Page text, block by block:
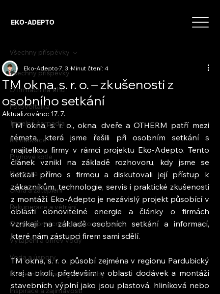
EKO-ADEPTO
Všechny příspěvky
O firmách na trhu
Fotovoltaika
Tepelná čerpadla
Klimatizace
Plynové kotle
Biomasa
Okna a zateplení
Rekuperace a větrání
Chytrá domácnost a automatizace
Vytápění a ohřev vody
Voda a úspory
Moderní technologie a stavby
Inspirace a zajímavosti
Všechny příspěvky
TM okna, s. r. o. – zkušenosti z
osobního setkání
Eko-Adepto7. 3.Minut čtení: 4
Aktualizováno: 17. 7.
TM okna, s. r. o., okna, dveře a OTHERM patří mezi
témata, která jsme řešili při osobním setkání s
majitelkou firmy v rámci projektu Eko-Adepto. Tento
článek vznikl na základě rozhovoru, kdy jsme se
setkali přímo s firmou a diskutovali její přístup k
zákazníkům, technologie, servis i praktické zkušenosti
z montáží. Eko-Adepto je nezávislý projekt působící v
oblasti obnovitelné energie a články o firmách
vznikají na základě osobních setkání a informací,
které nám zástupci firem sami sdělí.
TM okna, s. r. o. působí zejména v regionu Pardubický
kraj a okolí, především v oblasti dodávek a montáží
stavebních výplní jako jsou plastová, hliníková nebo